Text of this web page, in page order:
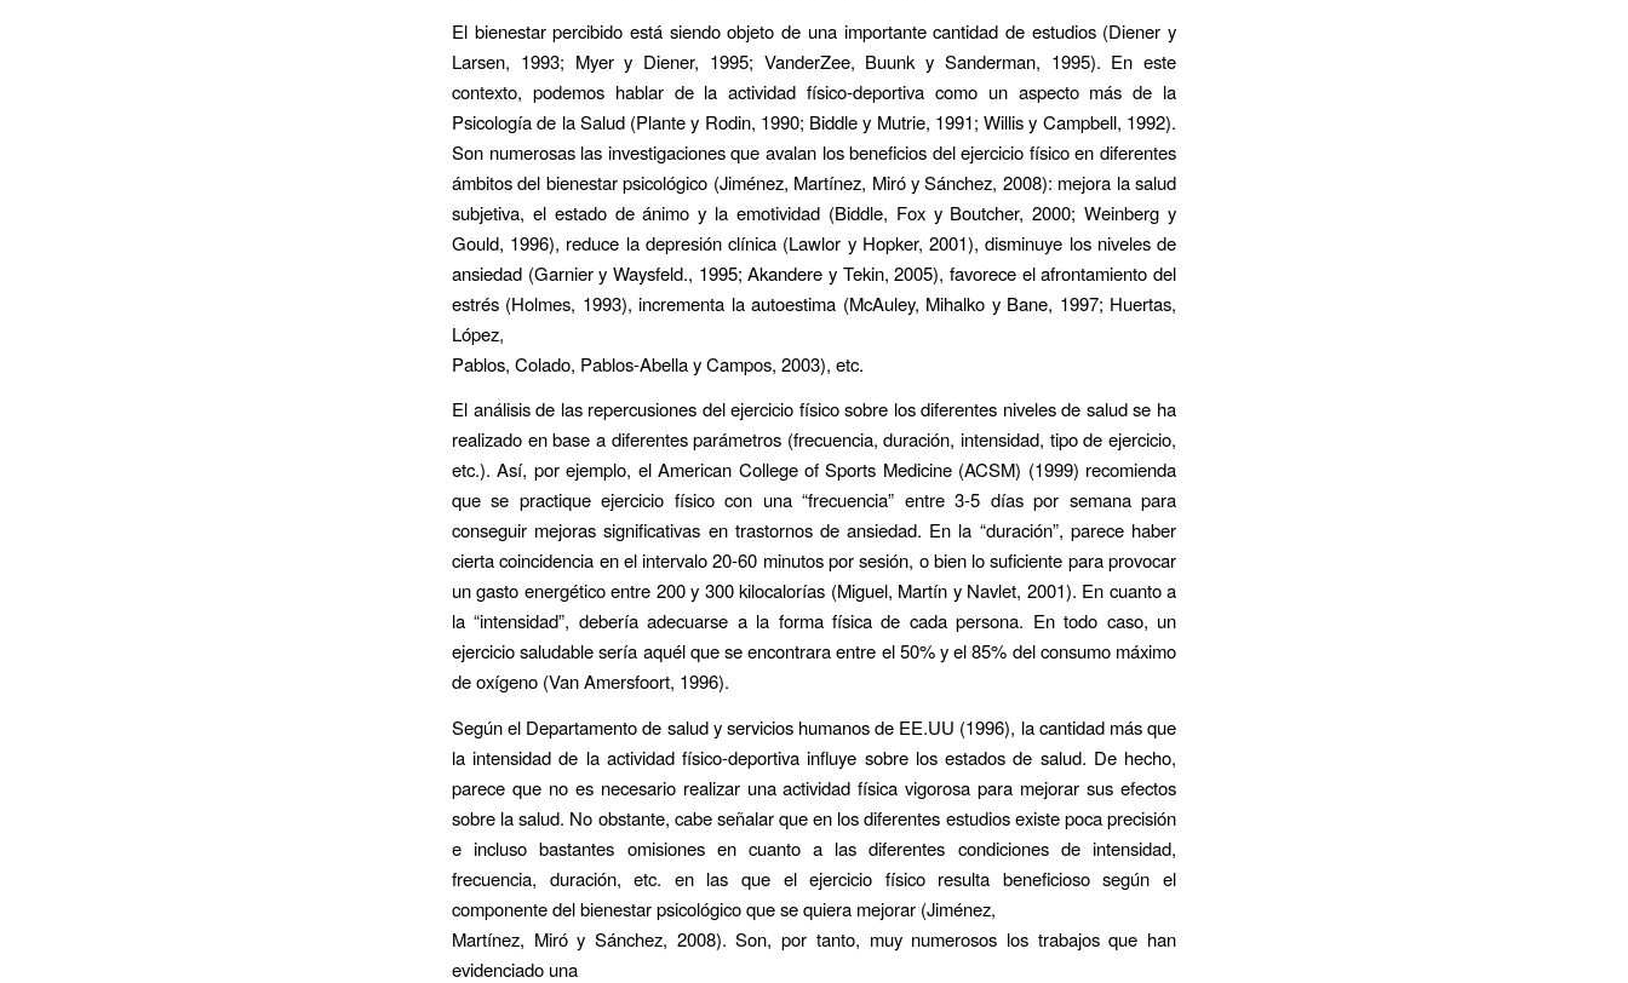
El bienestar percibido está siendo objeto de una importante cantidad de estudios (Diener y
Larsen, 1993; Myer y Diener, 1995; VanderZee, Buunk y Sanderman, 1995). En este
contexto, podemos hablar de la actividad físico-deportiva como un aspecto más de la
Psicología de la Salud (Plante y Rodin, 1990; Biddle y Mutrie, 1991; Willis y Campbell, 1992).
Son numerosas las investigaciones que avalan los beneficios del ejercicio físico en diferentes
ámbitos del bienestar psicológico (Jiménez, Martínez, Miró y Sánchez, 2008): mejora la salud
subjetiva, el estado de ánimo y la emotividad (Biddle, Fox y Boutcher, 2000; Weinberg y
Gould, 1996), reduce la depresión clínica (Lawlor y Hopker, 2001), disminuye los niveles de
ansiedad (Garnier y Waysfeld., 1995; Akandere y Tekin, 2005), favorece el afrontamiento del
estrés (Holmes, 1993), incrementa la autoestima (McAuley, Mihalko y Bane, 1997; Huertas,
López,
Pablos, Colado, Pablos-Abella y Campos, 2003), etc.
El análisis de las repercusiones del ejercicio físico sobre los diferentes niveles de salud se ha
realizado en base a diferentes parámetros (frecuencia, duración, intensidad, tipo de ejercicio,
etc.). Así, por ejemplo, el American College of Sports Medicine (ACSM) (1999) recomienda
que se practique ejercicio físico con una “frecuencia” entre 3-5 días por semana para
conseguir mejoras significativas en trastornos de ansiedad. En la “duración”, parece haber
cierta coincidencia en el intervalo 20-60 minutos por sesión, o bien lo suficiente para provocar
un gasto energético entre 200 y 300 kilocalorías (Miguel, Martín y Navlet, 2001). En cuanto a
la “intensidad”, debería adecuarse a la forma física de cada persona. En todo caso, un
ejercicio saludable sería aquél que se encontrara entre el 50% y el 85% del consumo máximo
de oxígeno (Van Amersfoort, 1996).
Según el Departamento de salud y servicios humanos de EE.UU (1996), la cantidad más que
la intensidad de la actividad físico-deportiva influye sobre los estados de salud. De hecho,
parece que no es necesario realizar una actividad física vigorosa para mejorar sus efectos
sobre la salud. No obstante, cabe señalar que en los diferentes estudios existe poca precisión
e incluso bastantes omisiones en cuanto a las diferentes condiciones de intensidad,
frecuencia, duración, etc. en las que el ejercicio físico resulta beneficioso según el
componente del bienestar psicológico que se quiera mejorar (Jiménez,
Martínez, Miró y Sánchez, 2008). Son, por tanto, muy numerosos los trabajos que han
evidenciado una